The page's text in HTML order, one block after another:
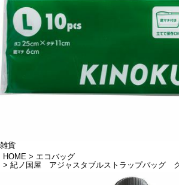
雑貨
HOME
エコバッグ
紀ノ国屋 アジャスタブルストラップバッグ